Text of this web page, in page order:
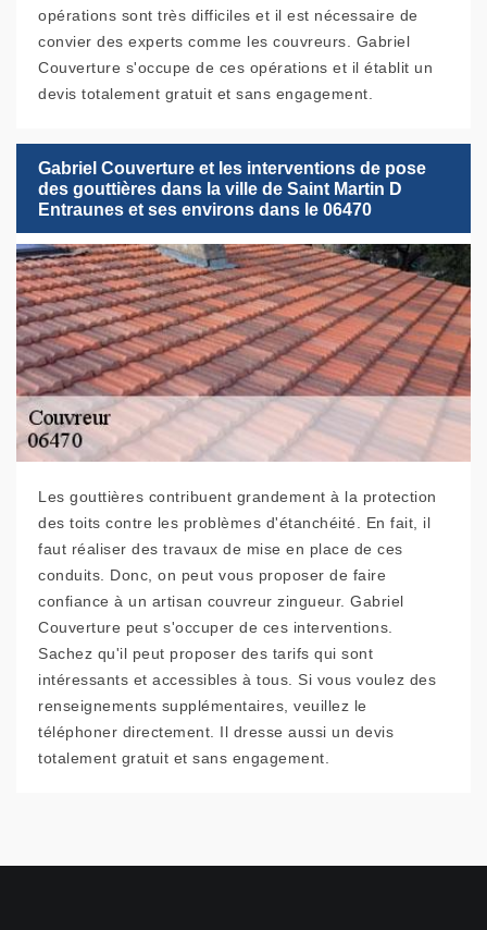
opérations sont très difficiles et il est nécessaire de
convier des experts comme les couvreurs. Gabriel
Couverture s'occupe de ces opérations et il établit un
devis totalement gratuit et sans engagement.
Gabriel Couverture et les interventions de pose
des gouttières dans la ville de Saint Martin D
Entraunes et ses environs dans le 06470
Les gouttières contribuent grandement à la protection
des toits contre les problèmes d'étanchéité. En fait, il
faut réaliser des travaux de mise en place de ces
conduits. Donc, on peut vous proposer de faire
confiance à un artisan couvreur zingueur. Gabriel
Couverture peut s'occuper de ces interventions.
Sachez qu'il peut proposer des tarifs qui sont
intéressants et accessibles à tous. Si vous voulez des
renseignements supplémentaires, veuillez le
téléphoner directement. Il dresse aussi un devis
totalement gratuit et sans engagement.